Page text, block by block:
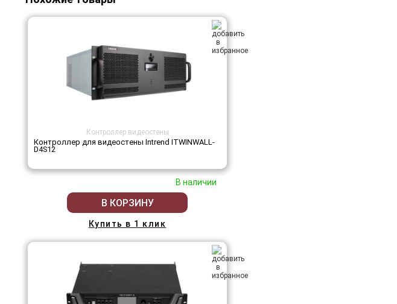
Контроллер видеостены
Контроллер для видеостены Intrend ITWINWALL-
D4S12
В наличии
В КОРЗИНУ
Купить в 1 клик